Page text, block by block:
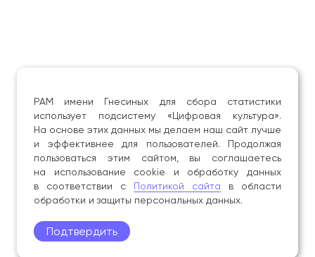
РАМ имени Гнесиных для сбора статистики
использует подсистему «Цифровая культура».
На основе этих данных мы делаем наш сайт лучше
и эффективнее для пользователей. Продолжая
пользоваться этим сайтом, вы соглашаетесь
на использование cookie и обработку данных
в соответствии с Политикой сайта в области
обработки и защиты персональных данных.
Подтвердить